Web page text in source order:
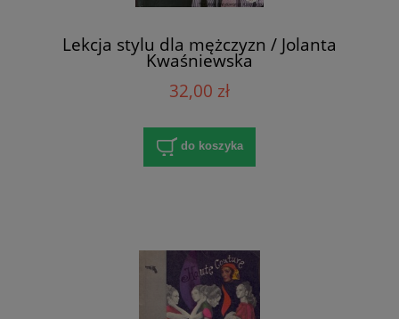
Lekcja stylu dla mężczyzn / Jolanta
Kwaśniewska
32,00 zł
do koszyka